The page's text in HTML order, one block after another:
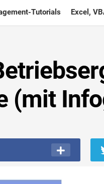
Tutorials Excel,
(mit